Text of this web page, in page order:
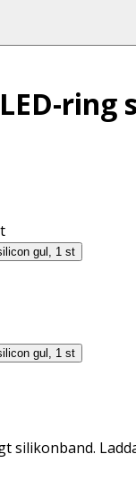
ring
gul, 1 st
gul, 1 st
silikonband.